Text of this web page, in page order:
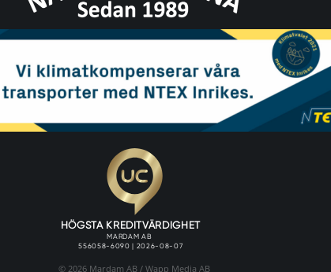
© 2026 Mardam AB / Wapp Media AB